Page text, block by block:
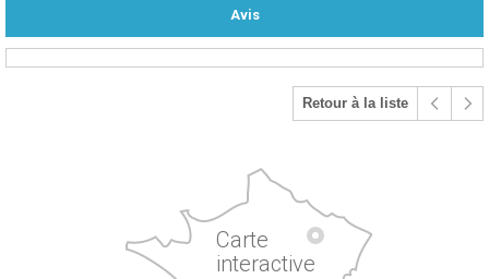
Avis
Retour à la liste
Carte
interactive